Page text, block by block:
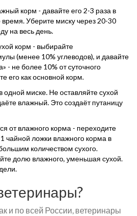
корм - давайте его 2-3 раза в
Уберите миску через 20-30
на весь день.
корм - выбирайте
(менее 10% углеводов), и давайте
- не более 10% от суточного
его как основной корм.
миске. Не оставляйте сухой
влажный. Это создаёт путаницу
от влажного корма - переходите
чайной ложки влажного корма в
количеством сухого.
долю влажного, уменьшая сухой.
и по всей России, ветеринары